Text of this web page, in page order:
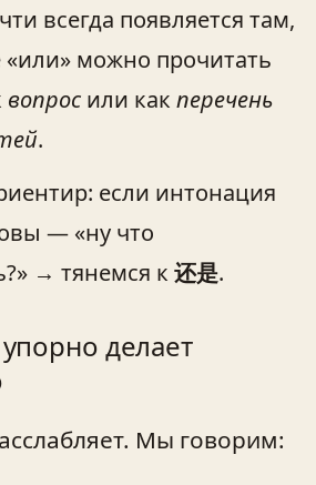
всегда появляется там,
«или» можно прочитать
вопрос или как перечень
.
если интонация
— «ну что
→ тянемся к 还是.
делает
Мы говорим: